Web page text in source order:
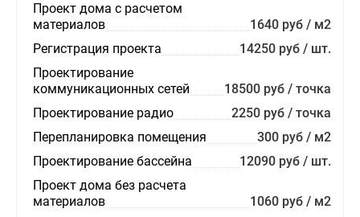
Проект дома с расчетом
материалов
1640 руб / м2
Регистрация проекта
14250 руб / шт.
Проектирование
коммуникационных сетей
18500 руб / точка
Проектирование радио
2250 руб / точка
Перепланировка помещения
300 руб / м2
Проектирование бассейна
12090 руб / шт.
Проект дома без расчета
материалов
1060 руб / м2